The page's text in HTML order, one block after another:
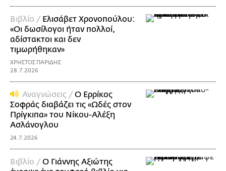
Βιβλίο / Ελισάβετ Χρονοπούλου:
«Οι δωσίλογοι ήταν πολλοί,
αδίστακτοι και δεν
τιμωρήθηκαν»
ΧΡΗΣΤΟΣ ΠΑΡΙΔΗΣ
28.7.2026
Αναγνώσεις /Ο Ερρίκος
Σοφράς διαβάζει τις «Ωδές στον
Πρίγκιπα» του Νίκoυ-Αλέξη
Ασλάνογλου
24.7.2026
Βιβλίο /Ο Γιάννης Αξιώτης